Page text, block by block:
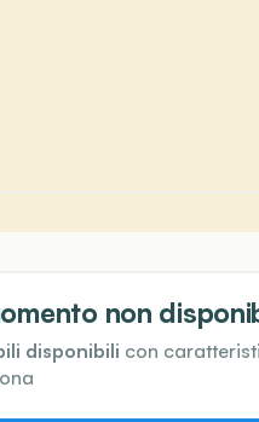
non
disponibili con